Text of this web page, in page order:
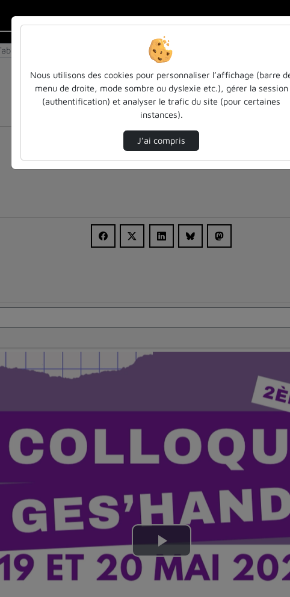
rond…
Lire
la
Nous utilisons des cookies pour personnaliser l’affichage (barre
menu de droite, mode sombre ou dyslexie etc.), gérer la session
(authentification) et analyser le trafic du site (pour certaines
instances).
J’ai compris